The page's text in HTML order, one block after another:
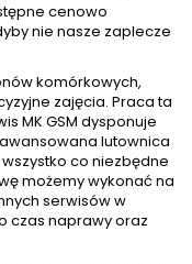
cenowo
nie nasze zaplecze
komórkowych,
zajęcia. Praca ta
MK GSM dysponuje
lutownica
co niezbędne
możemy wykonać na
serwisów w
czas naprawy oraz